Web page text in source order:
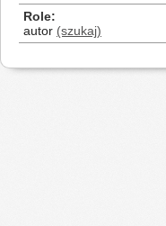
Role
autor (szukaj)